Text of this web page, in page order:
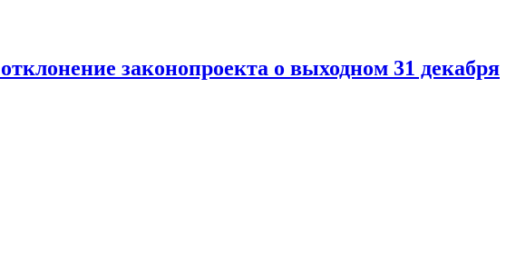
законопроекта о выходном 31 декабря